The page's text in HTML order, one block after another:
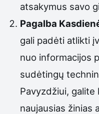
atsakymus savo
Pagalba
gali padėti atlikti
nuo informacijos
sudėtingų
Pavyzdžiui,
naujausias žinias